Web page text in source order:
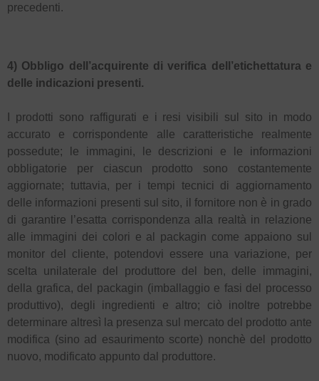
precedenti.
4) Obbligo dell’acquirente di verifica dell’etichettatura e
delle indicazioni presenti.
I prodotti sono raffigurati e i resi visibili sul sito in modo
accurato e corrispondente alle caratteristiche realmente
possedute; le immagini, le descrizioni e le informazioni
obbligatorie per ciascun prodotto sono costantemente
aggiornate; tuttavia, per i tempi tecnici di aggiornamento
delle informazioni presenti sul sito, il fornitore non è in grado
di garantire l’esatta corrispondenza alla realtà in relazione
alle immagini dei colori e al packagin come appaiono sul
monitor del cliente, potendovi essere una variazione, per
scelta unilaterale del produttore del ben, delle immagini,
della grafica, del packagin (imballaggio e fasi del processo
produttivo), degli ingredienti e altro; ciò inoltre potrebbe
determinare altresì la presenza sul mercato del prodotto ante
modifica (sino ad esaurimento scorte) nonchè del prodotto
nuovo, modificato appunto dal produttore.